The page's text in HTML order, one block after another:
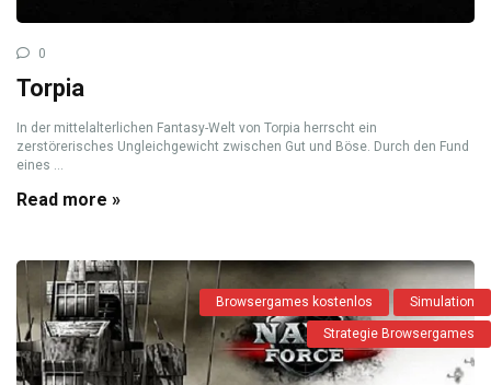
0
Torpia
In der mittelalterlichen Fantasy-Welt von Torpia herrscht ein
zerstörerisches Ungleichgewicht zwischen Gut und Böse. Durch den Fund
eines ...
Read more »
Browsergames kostenlos Simulation
Strategie Browsergames